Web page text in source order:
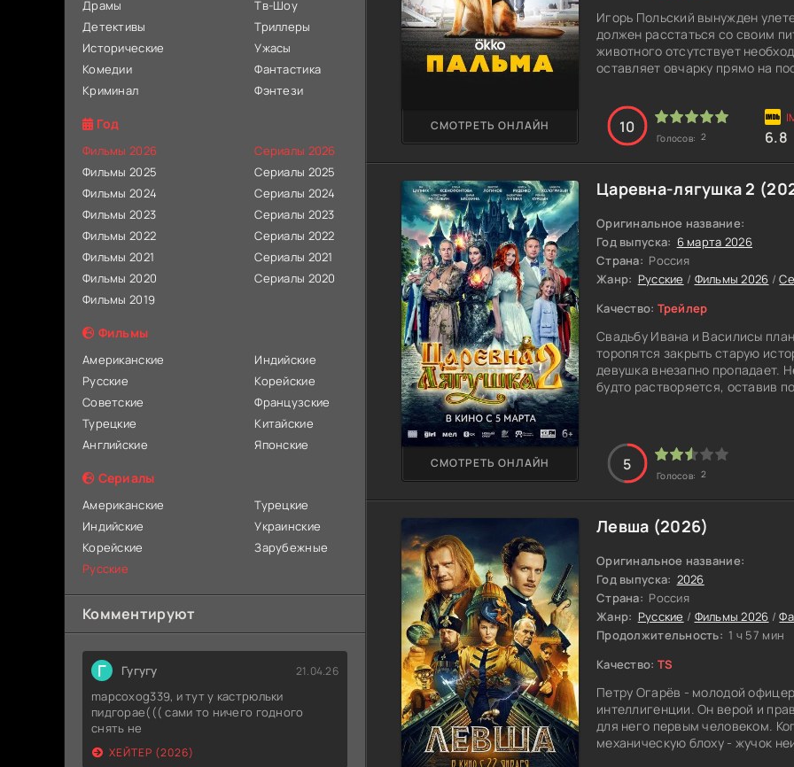
Драмы
Детективы
Исторические
Комедии
Криминал
Тв-Шоу
Триллеры
Ужасы
Фантастика
Фэнтези
Год
Фильмы 2026
Фильмы 2025
Фильмы 2024
Фильмы 2023
Фильмы 2022
Фильмы 2021
Фильмы 2020
Фильмы 2019
Сериалы 2026
Сериалы 2025
Сериалы 2024
Сериалы 2023
Сериалы 2022
Сериалы 2021
Сериалы 2020
Фильмы
Американские
Русские
Советские
Турецкие
Английские
Индийские
Корейские
Французские
Китайские
Японские
Сериалы
Американские
Индийские
Корейские
Русские
Турецкие
Украинские
Зарубежные
Комментируют
Г Гугугу 21.04.26
mapcoxog339, и тут у кастрюльки
пидгорае((( сами то ничего годного
снять не
ХЕЙТЕР (2026)
Игорь Польский вынужден
должен расстаться со своим
животного отсутствует
оставляет овчарку прямо на
Несмотря на расставание,
на территории аэропорта.
прилетающие самолёты.
появится ей хозяин. Но время
собака становится главным
за прилетающими и
персоналом и всегда
А в это время мальчик Коля,
своему отцу, работающему
становится его лучшим
фильма «Пальма» понимает,
заслужить доверие своего
семьёй и карьерой.
СМОТРЕТЬ ОНЛАЙН 10
Голосов: 2 6.8
Царевна-лягушка 2
Оригинальное название:
Год выпуска: 6 марта 2026
Страна: Россия
Жанр: Русские / Фильмы 2026 /
Качество: Трейлер
Свадьбу Ивана и Василисы
торопятся закрыть старую
девушка внезапно пропадает.
будто растворяется, оставив
царство и отправиться туда,
молча. Там он узнаёт, что
исчезновение связано с
вещей. Спасти избранницу
предусмотрено счастливого
СМОТРЕТЬ ОНЛАЙН 5
Голосов: 2
Левша (2026)
Оригинальное название:
Год выпуска: 2026
Страна: Россия
Жанр: Русские / Фильмы 2026 /
Продолжительность: 1 ч 57 мин
Качество: TS
Петру Огарёв - молодой
интеллигенции. Он верой и
для него первым человеком.
механическую блоху - жучок